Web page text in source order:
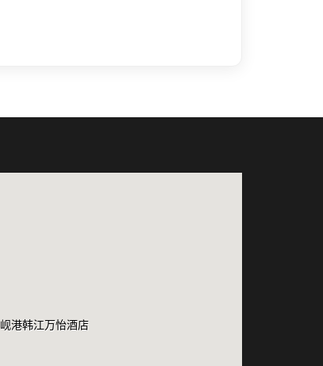
岘港韩江万怡酒店
岘港韩江万怡酒店